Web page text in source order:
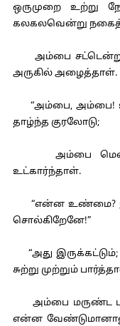
ஒருமுறை உற்று
கலகலவென்று
அம்பை சட்டென்று
அருகில் அழைத்தாள்.
“அம்பை, அம்பை!
தாழ்ந்த குரலோடு;
அம்பை மெள்ள
உட்கார்ந்தாள்.
“என்ன உண்மை?
சொல்கிறேனே!”
“அது
சுற்று முற்றும்
அம்பை மருண்ட
என்ன